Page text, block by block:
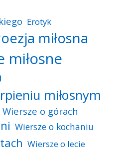
Erotyk
miłosna
miłosne
miłosnym
Wiersze o górach
Wiersze o kochaniu
Wiersze o lecie